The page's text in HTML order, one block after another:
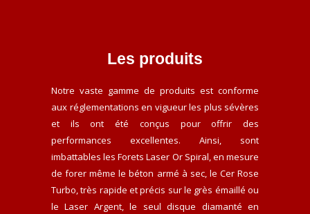
Les produits
Notre vaste gamme de produits est conforme
aux réglementations en vigueur les plus sévères
et ils ont été conçus pour offrir des
performances excellentes. Ainsi, sont
imbattables les Forets Laser Or Spiral, en mesure
de forer même le béton armé à sec, le Cer Rose
Turbo, très rapide et précis sur le grès émaillé ou
le Laser Argent, le seul disque diamanté en